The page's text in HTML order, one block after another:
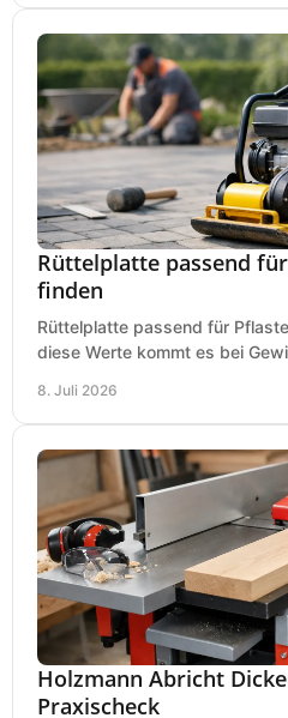
Rüttelplatte passend
finden
Rüttelplatte passend für
diese Werte kommt es bei
8. Juli 2026
Holzmann Abricht
Praxischeck